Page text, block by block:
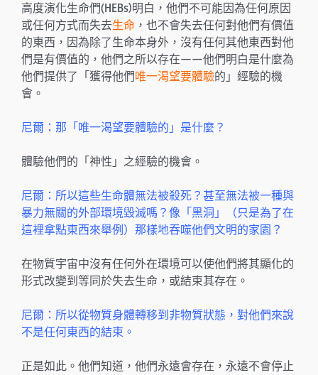
高度演化生命們(HEBs)明白，他們不可能因為任何原因
或任何方式而失去生命 ，也不會失去任何對他們有價值
的東西，因為除了生命本身外，沒有任何其他東西對他
們是有價值的，他們之所以存在——他們明白是什麼為
他們提供了「獲得他們唯一渴望要體驗的」經驗的機
會。
尼爾：那「唯一渴望要體驗的」是什麼？
體驗他們的「神性」之經驗的機會。
尼爾：所以這些生命體無法被殺死？甚至無法被一種與
暴力無關的外部環境毀滅嗎？像「黑洞」（只是為了在
這裡拿點東西來舉例）那樣地吞噬他們文明的家園？
在物質宇宙中沒有任何外在環境可以使他們將其顯化的
形式改變到等同於失去生命，或結束其存在。
尼爾：所以從物質身體轉移到非物質狀態，對他們來說
不是任何東西的結束。
正是如此。他們知道，他們永遠會存在，永遠不會停止